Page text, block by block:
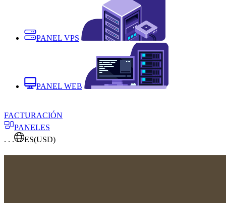
PANEL VPS
PANEL WEB
FACTURACIÓN
PANELES
. . .
ES(USD)